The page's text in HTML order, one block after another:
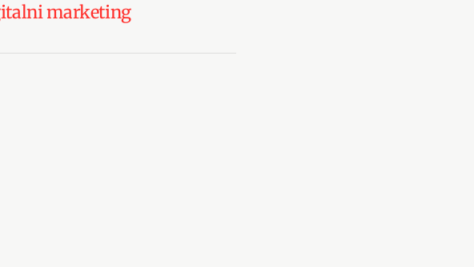
marketing